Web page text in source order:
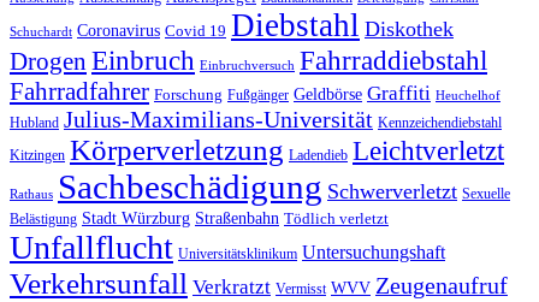
Schuchardt Coronavirus Covid 19 Diebstahl Diskothek
Drogen Einbruch Einbruchversuch Fahrraddiebstahl
Fahrradfahrer Forschung Fußgänger Geldbörse Graffiti Heuchelhof
Hubland Julius-Maximilians-Universität Kennzeichendiebstahl
Kitzingen Körperverletzung Ladendieb Leichtverletzt
Rathaus Sachbeschädigung Schwerverletzt Sexuelle
Belästigung Stadt Würzburg Straßenbahn Tödlich verletzt
Unfallflucht Universitätsklinikum Untersuchungshaft
Verkehrsunfall Verkratzt Vermisst WVV Zeugenaufruf